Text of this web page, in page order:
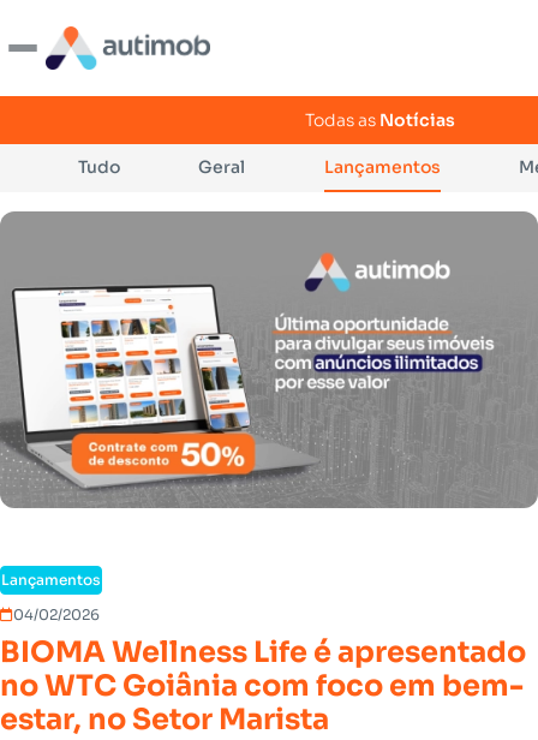
Todas as Notícias
Tudo Geral Lançamentos
Lançamentos
04/02/2026
BIOMA Wellness Life é apresentado
no WTC Goiânia com foco em bem-
estar, no Setor Marista